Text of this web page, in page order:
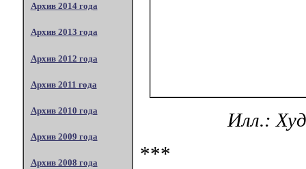
Архив 2014 года
Архив 2013 года
Архив 2012 года
Архив 2011 года
Архив 2010 года
Архив 2009 года
Архив 2008 года
Илл.:
***